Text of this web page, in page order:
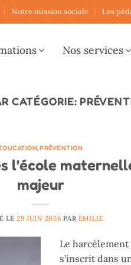
Notre mission sociale Les
Nos services
CATÉGORIE:
,PRÉVENTION
l’école
majeur
LE29 JUIN 2026 PAR EMILIE
Le
s’inscrit dans